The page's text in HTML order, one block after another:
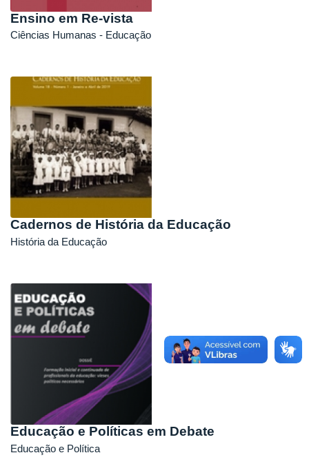
Ensino em Re-vista
Ciências Humanas - Educação
Cadernos de História da Educação
História da Educação
Educação e Políticas em Debate
Educação e Política